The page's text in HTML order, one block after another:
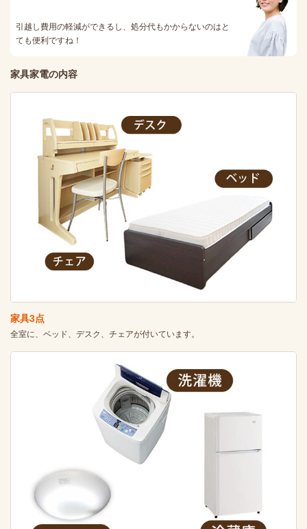
引越し費用の軽減ができるし、処分代もかからないのはと
ても便利ですね！
家具家電の内容
家具3点
全室に、ベッド、デスク、チェアが付いています。